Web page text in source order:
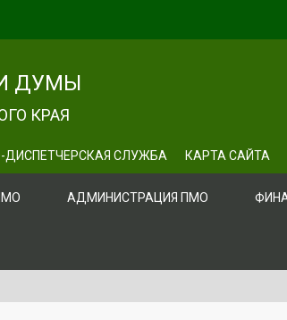
ДУМЫ
КРАЯ
СЛУЖБА КАРТА САЙТА
АДМИНИСТРАЦИЯ ПМО